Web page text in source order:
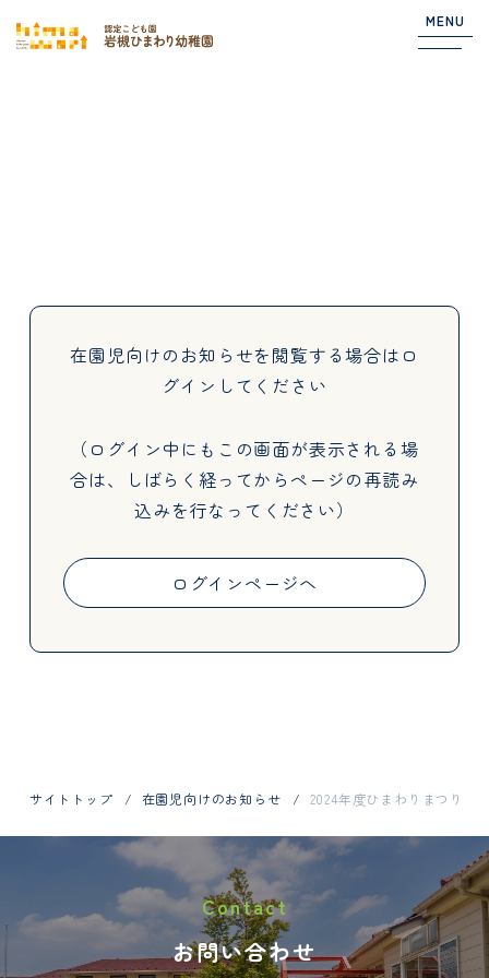
MENU
About
Activities
お問い合わせはお電話で
048-798-1404
在園児向けのお知らせを閲覧する場合は ロ
グインしてください
（ログイン中にもこの画面が表示される場
合は、しばらく経ってからページの再読み
込みを行なってください）
ログインページへ
サイトトップ 在園児向けのお知らせ 2024年度ひまわりまつりの
Contact
お問い合わせ